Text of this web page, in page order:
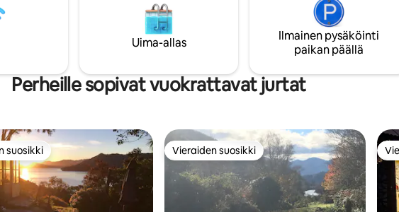
pensaikkoa ja villieläimiä.
kaikenikäisille
suihkuhuone, terassi, ulkopalo, grilliruoka
...ja yksityinen ulkokylpyhuone. Vaikeat
näkymät 1,2 miljoonan hehtaarin
korkealle kohoaville vuorille ja
henkeäsalpaavat.
Uima-allas
Ilmainen pysäköinti
paikan päällä
Perheille sopivat vuokrattavat jurtat
suosikki
suosikki Vieraiden suosikki
Vieraiden suosikki